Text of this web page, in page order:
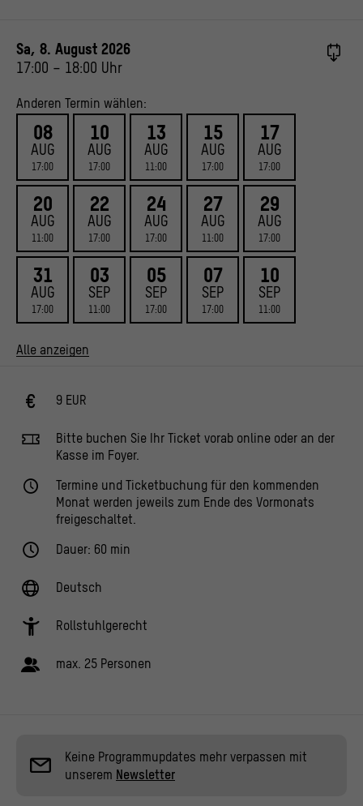
Sa, 8. August 2026
17:00 – 18:00 Uhr
Anderen Termin wählen:
08
AUG
17:00
10
AUG
17:00
13
AUG
11:00
15
AUG
17:00
17
AUG
17:00
20
AUG
11:00
22
AUG
17:00
24
AUG
17:00
27
AUG
11:00
29
AUG
17:00
31
AUG
17:00
03
SEP
11:00
05
SEP
17:00
07
SEP
17:00
10
SEP
11:00
Alle anzeigen
9 EUR
Bitte buchen Sie Ihr Ticket vorab online oder an der
Kasse im Foyer.
Termine und Ticketbuchung für den kommenden
Monat werden jeweils zum Ende des Vormonats
freigeschaltet.
Dauer: 60 min
Deutsch
Rollstuhlgerecht
max. 25 Personen
Keine Programmupdates mehr verpassen mit
unserem Newsletter